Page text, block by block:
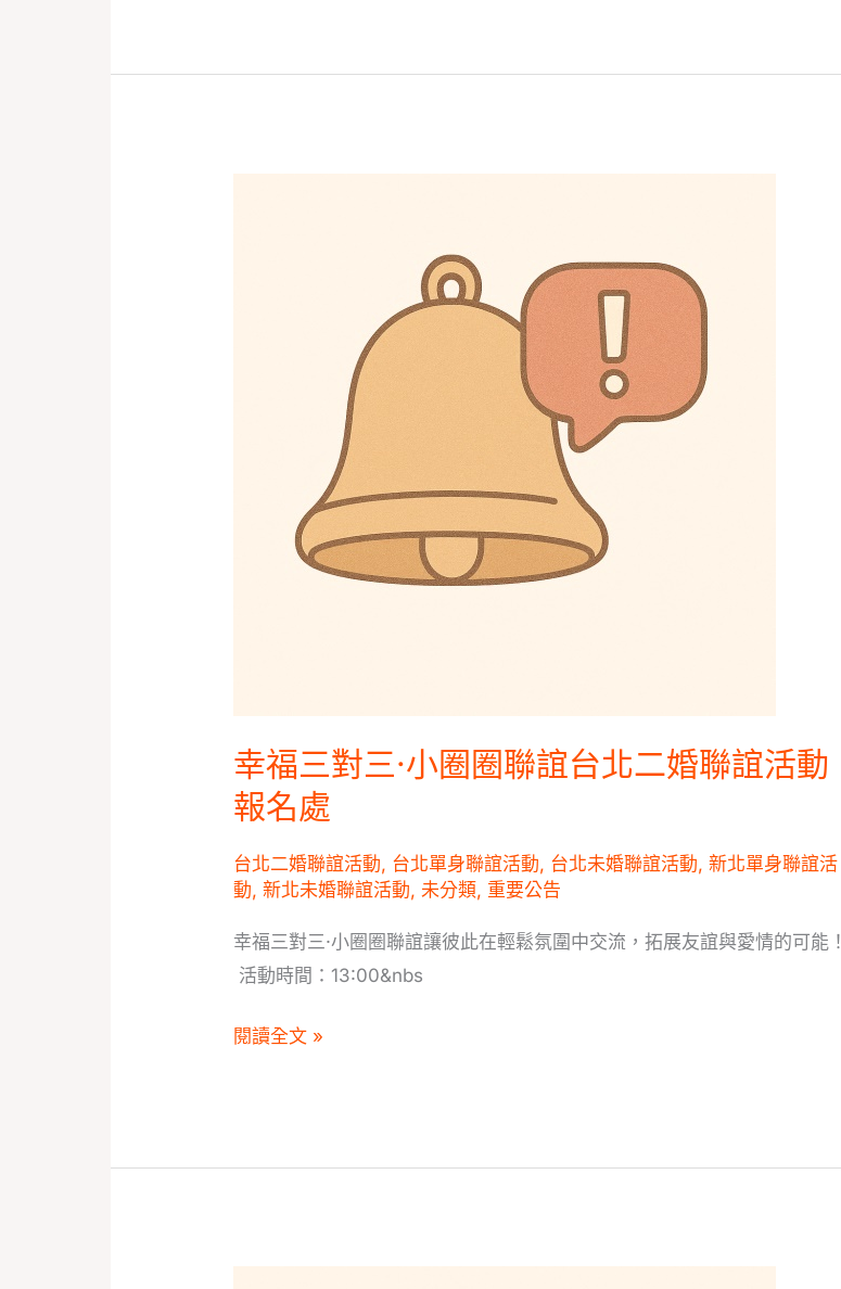
幸福三對三·小圈圈聯誼台北二婚聯誼活動
報名處
台北二婚聯誼活動, 台北單身聯誼活動, 台北未婚聯誼活動,新北單身聯誼活
動,新北未婚聯誼活動,未分類, 重要公告
幸福三對三·小圈圈聯誼讓彼此在輕鬆氛圍中交流，拓展友誼與愛情的可能！
活動時間：13:00&nbs
活
動
報
名
處
閱讀全文 »